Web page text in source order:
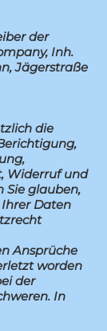
der
Inh.
Jägerstraße
die
Widerruf und
Sie glauben,
Daten
Ansprüche
worden
der
In